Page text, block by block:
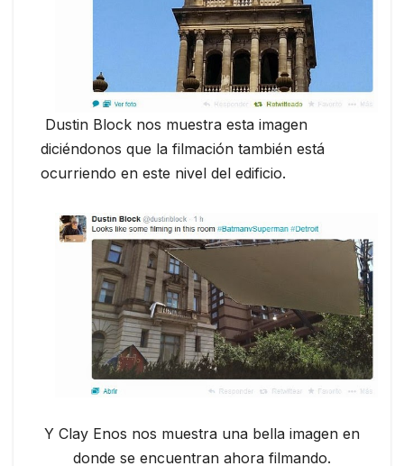
Dustin Block nos muestra esta imagen
diciéndonos que la filmación también está
ocurriendo en este nivel del edificio.
Y Clay Enos nos muestra una bella imagen en
donde se encuentran ahora filmando.